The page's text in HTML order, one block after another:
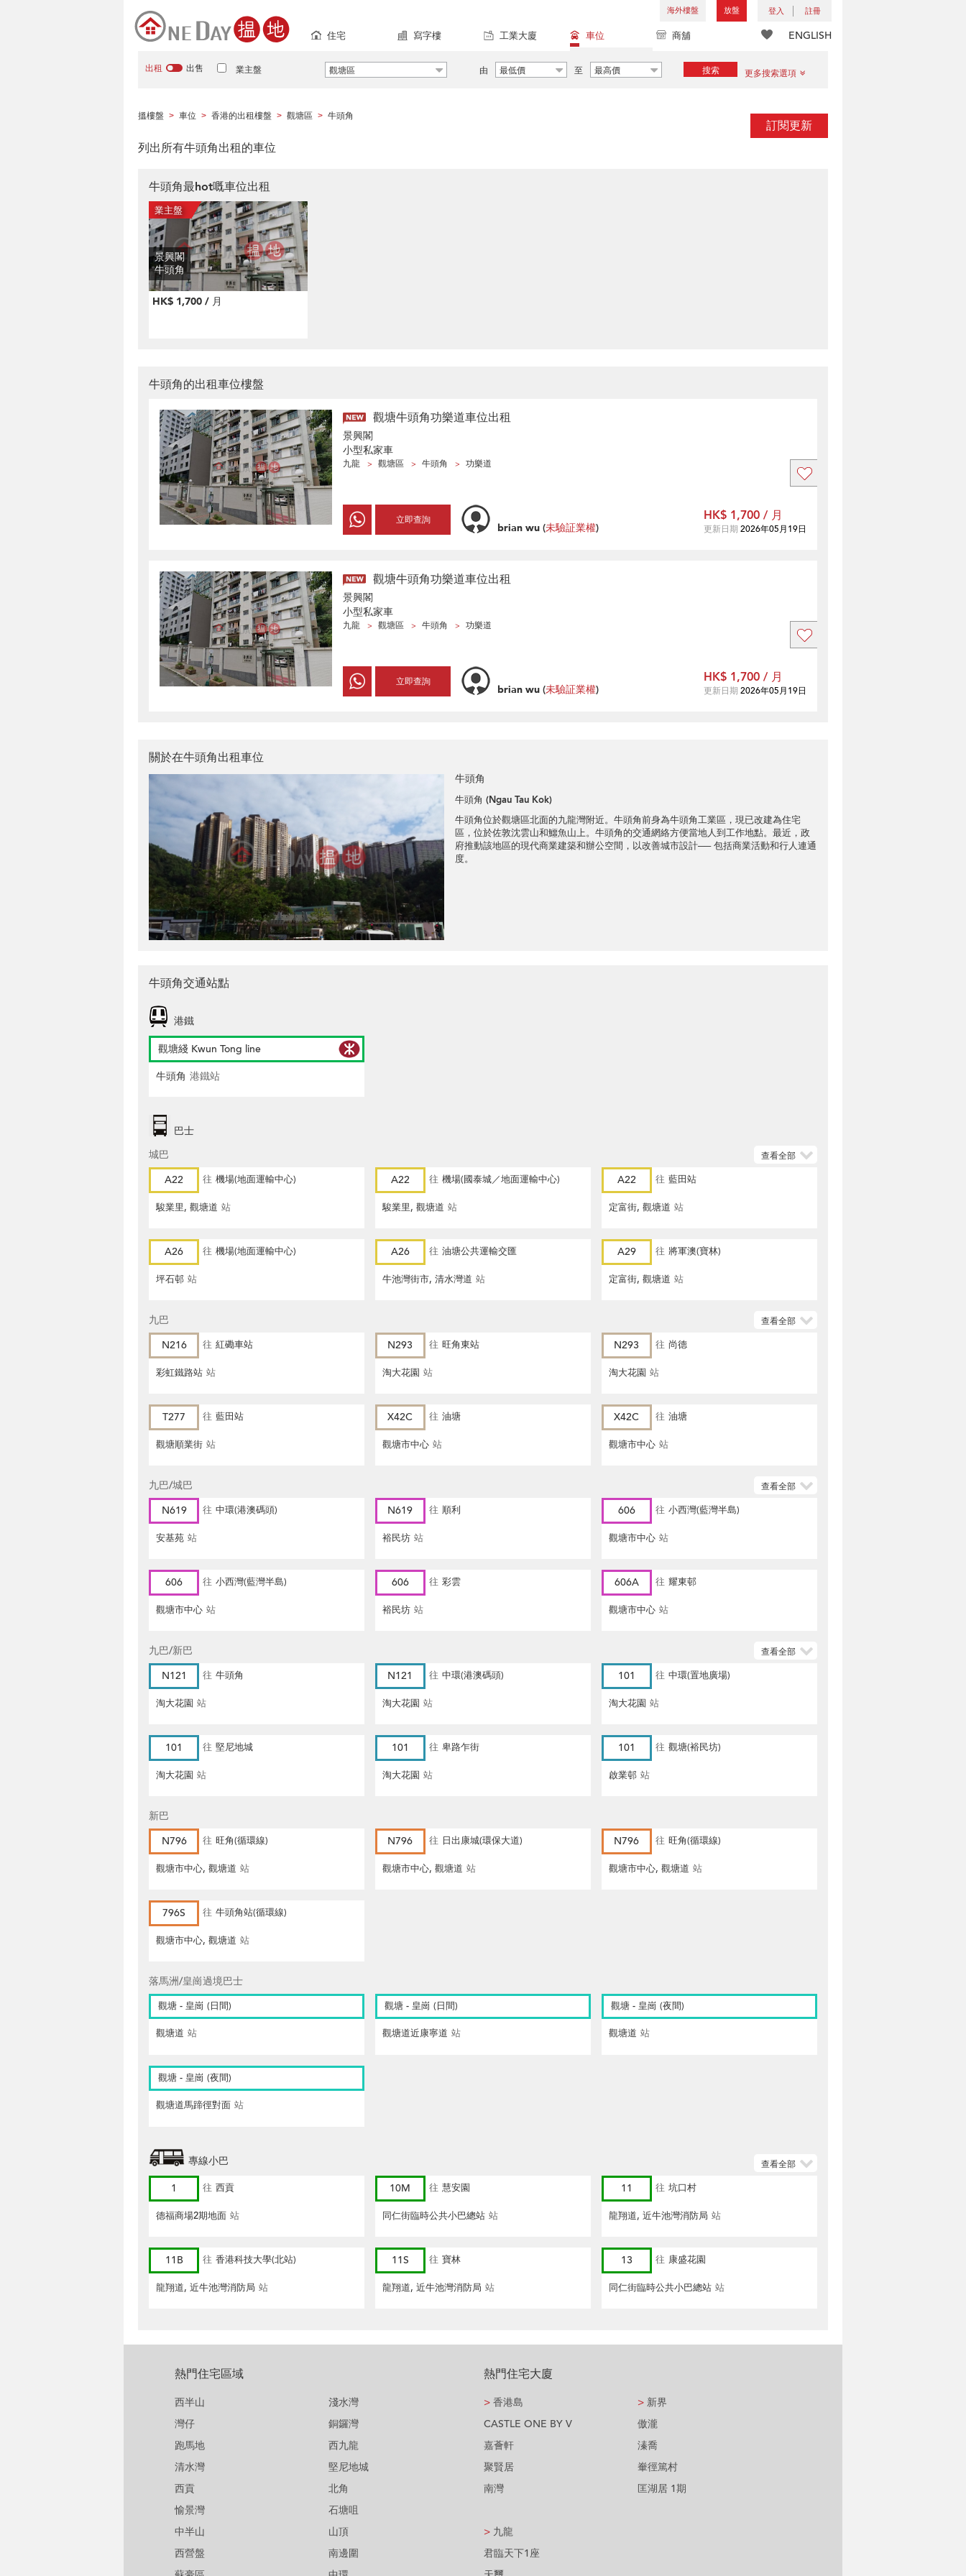
海外樓盤 放盤 登入 註冊
ENGLISH
住宅 寫字樓 工業大廈 車位 商舖
出租 出售 業主盤 觀塘區 由 最低價 至 最高價 搜索 更多搜索選項
搵樓盤 > 車位 > 香港的出租樓盤 > 觀塘區 > 牛頭角
訂閱更新
列出所有牛頭角出租的車位
牛頭角最hot嘅車位出租
景興閣
牛頭角
HK$ 1,700 / 月
牛頭角的出租車位樓盤
觀塘牛頭角功樂道車位出租
景興閣
小型私家車
九龍 觀塘區 牛頭角 功樂道
立即查詢
brian wu (未驗証業權)
HK$ 1,700 / 月
更新日期 2026年05月19日
觀塘牛頭角功樂道車位出租
景興閣
小型私家車
九龍 觀塘區 牛頭角 功樂道
立即查詢
brian wu (未驗証業權)
HK$ 1,700 / 月
更新日期 2026年05月19日
關於在牛頭角出租車位
牛頭角
牛頭角 (Ngau Tau Kok)
牛頭角位於觀塘區北面的九龍灣附近。牛頭角前身為牛頭角工業區，現已改建為住宅
區，位於佐敦沈雲山和鱷魚山上。牛頭角的交通網絡方便當地人到工作地點。最近，政
府推動該地區的現代商業建築和辦公空間，以改善城市設計── 包括商業活動和行人連通
度。
牛頭角交通站點
港鐵
觀塘綫 Kwun Tong line
牛頭角 港鐵站
巴士
城巴
A22
往 機場(地面運輸中心)
駿業里, 觀塘道 站
A22 往 機場(國泰城／地面運輸中心)
駿業里, 觀塘道 站
A22 往 藍田站
定富街, 觀塘道 站
A26 往 機場(地面運輸中心)
坪石邨 站
A26 往 油塘公共運輸交匯
牛池灣街市, 清水灣道 站
A29 往 將軍澳(寶林)
定富街, 觀塘道 站
查看全部
九巴
N216
往 紅磡車站
彩虹鐵路站 站
N293 往 旺角東站
淘大花園 站
N293 往 尚德
淘大花園 站
T277 往 藍田站
觀塘順業街 站
X42C 往 油塘
觀塘市中心 站
X42C 往 油塘
觀塘市中心 站
查看全部
九巴/城巴
N619
往 中環(港澳碼頭)
安基苑 站
N619 往 順利
裕民坊 站
606 往 小西灣(藍灣半島)
觀塘市中心 站
606 往 小西灣(藍灣半島)
觀塘市中心 站
606 往 彩雲
裕民坊 站
606A 往 耀東邨
觀塘市中心 站
查看全部
九巴/新巴
N121
往 牛頭角
淘大花園 站
N121 往 中環(港澳碼頭)
淘大花園 站
101 往 中環(置地廣場)
淘大花園 站
101 往 堅尼地城
淘大花園 站
101 往 卑路乍街
淘大花園 站
101 往 觀塘(裕民坊)
啟業邨 站
查看全部
新巴
N796
往 旺角(循環線)
觀塘市中心, 觀塘道 站
N796 往 日出康城(環保大道)
觀塘市中心, 觀塘道 站
N796 往 旺角(循環線)
觀塘市中心, 觀塘道 站
796S 往 牛頭角站(循環線)
觀塘市中心, 觀塘道 站
落馬洲/皇崗過境巴士
觀塘 - 皇崗 (日間)
觀塘道 站
觀塘 - 皇崗 (日間)
觀塘道近康寧道 站
觀塘 - 皇崗 (夜間)
觀塘道 站
觀塘 - 皇崗 (夜間)
觀塘道馬蹄徑對面 站
專線小巴
1
往 西貢
德福商場2期地面 站
10M 往 慧安園
同仁街臨時公共小巴總站 站
11 往 坑口村
龍翔道, 近牛池灣消防局 站
11B 往 香港科技大學(北站)
龍翔道, 近牛池灣消防局 站
11S 往 寶林
龍翔道, 近牛池灣消防局 站
13 往 康盛花園
同仁街臨時公共小巴總站 站
查看全部
熱門住宅區域
西半山
灣仔
跑馬地
清水灣
西貢
愉景灣
中半山
西營盤
淺水灣
銅鑼灣
西九龍
堅尼地城
北角
石塘咀
山頂
南邊圍
熱門住宅大廈
> 香港島
CASTLE ONE BY V
嘉薈軒
聚賢居
南灣
> 九龍
君臨天下1座
> 新界
傲瀧
溱喬
輋徑篤村
匡湖居 1期